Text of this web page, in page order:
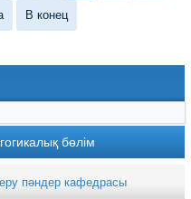
В конец
бөлім
пәндер кафедрасы